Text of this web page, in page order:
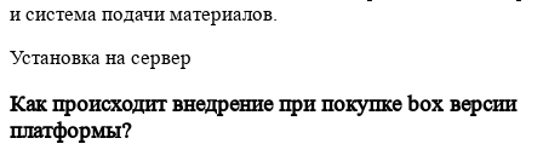
и система подачи материалов.
Установка на сервер
Как происходит внедрение при покупке box версии
платформы?